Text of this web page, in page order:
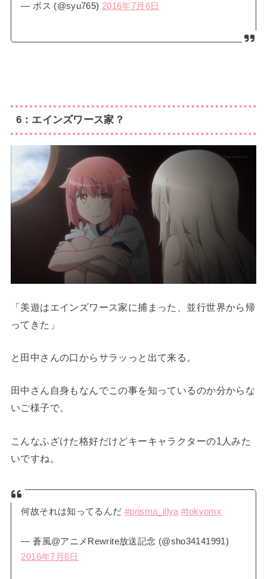
— ボス (@syu765) 2016年7月6日
6：エインズワース家？
「美遊はエインズワース家に捕まった、並行世界から帰
ってきた」
と田中さんの口からサラッっと出て来る。
田中さん自身もなんでこの事を知っているのか分からな
いご様子で。
こんなふざけた格好だけどキーキャラクターの1人みた
いですね。
何故それは知ってるんだ #prisma_illya #tokyomx
— 蒼風@アニメRewrite放送記念 (@sho34141991)
2016年7月6日